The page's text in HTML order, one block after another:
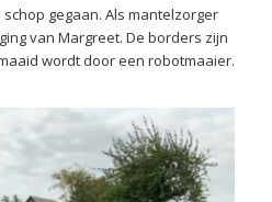
gegaan. Als mantelzorger
van Margreet. De borders zijn
wordt door een robotmaaier.